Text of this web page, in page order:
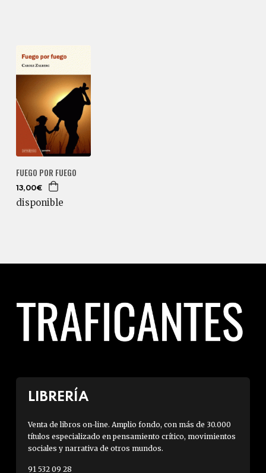
FUEGO POR FUEGO
13,00€
disponible
LIBRERÍA
Venta de libros on-line. Amplio fondo, con más de 30.000
títulos especializado en pensamiento crítico, movimientos
sociales y narrativa de otros mundos.
91 532 09 28